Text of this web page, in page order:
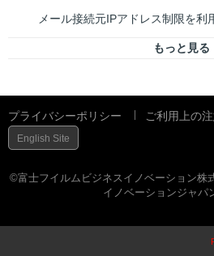
メール接続元IPアドレス制限を利
もっと見る
プライバシーポリシー ご利用上の
English Site
©富士フイルムビジネスイノベーション株
イノベーションジャパ